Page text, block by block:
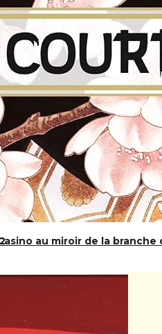
au miroir de la branche